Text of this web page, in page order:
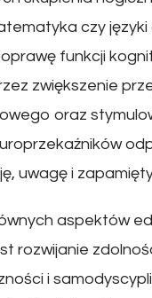
czy
funkcji
zwiększenie
oraz
uwagę i
aspektów
rozwijanie
i